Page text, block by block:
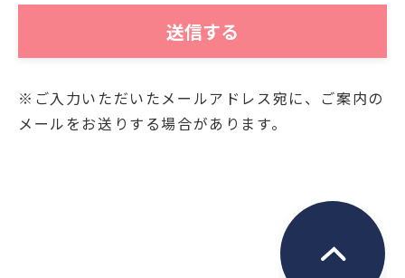
ないことを次の通りお知らせいたします。
お客様よりご提供いただきました個人情報
は、当社において、次の目的にのみ利用させ
・資料発送およびこれに付随する連絡のため
・お問合せに対するご回答の送付のため
※ご入力いただいたメールアドレス宛に、ご案内の
メールをお送りする場合があります。